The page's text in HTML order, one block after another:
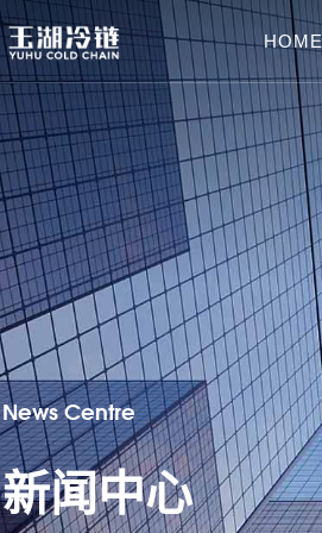
HOME
News Centre
新闻中心